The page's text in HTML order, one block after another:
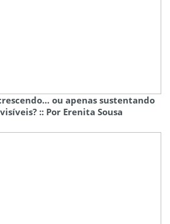
ou apenas sustentando
:: Por Erenita Sousa